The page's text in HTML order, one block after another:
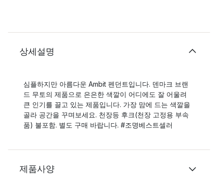
상세설명
심플하지만 아름다운 Ambit 펜던트입니다. 덴마크 브랜
드 무토의 제품으로 은은한 색깔이 어디에도 잘 어울려
큰 인기를 끌고 있는 제품입니다. 가장 맘에 드는 색깔을
골라 공간을 꾸며보세요. 천장등 후크(천장 고정용 부속
품) 불포함. 별도 구매 바랍니다. #조명베스트셀러
제품사양